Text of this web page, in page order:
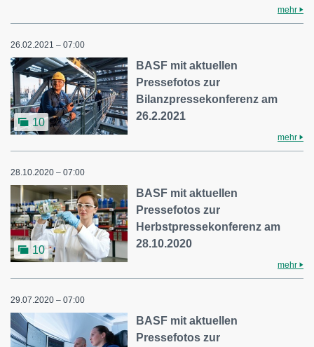
mehr
26.02.2021 – 07:00
10
BASF mit aktuellen
Pressefotos zur
Bilanzpressekonferenz am
26.2.2021
mehr
28.10.2020 – 07:00
10
BASF mit aktuellen
Pressefotos zur
Herbstpressekonferenz am
28.10.2020
mehr
29.07.2020 – 07:00
BASF mit aktuellen
Pressefotos zur